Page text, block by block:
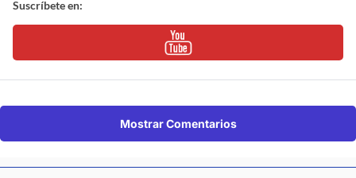
Suscríbete en:
Mostrar Comentarios